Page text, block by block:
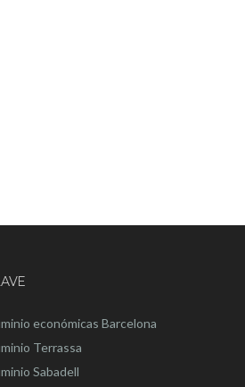
económicas Barcelona
Terrassa
Sabadell